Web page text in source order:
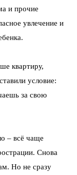
и прочие
увлечение и
квартиру,
условие:
за свою
– всё чаще
Снова
Но не сразу